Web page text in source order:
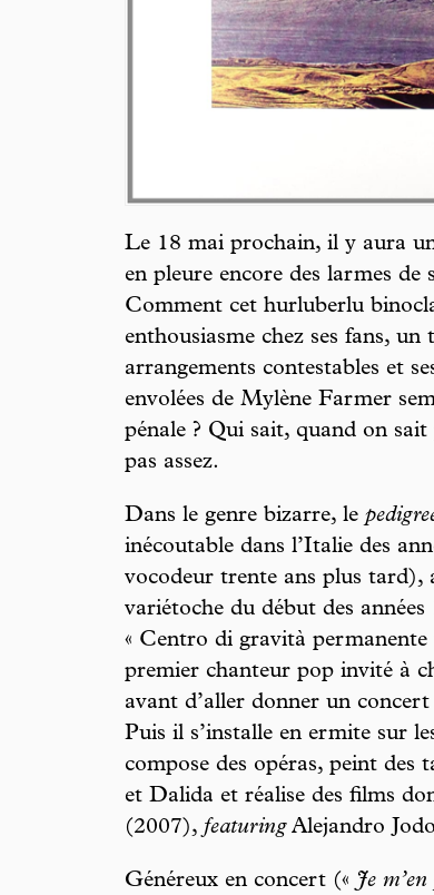
Le 18 mai prochain, il y aura
en pleure encore des larmes
Comment cet hurluberlu
enthousiasme chez ses fans, un
arrangements contestables et
envolées de Mylène Farmer
pénale ? Qui sait, quand on sait
pas assez.
Dans le genre bizarre, le
inécoutable dans l’Italie des
vocodeur trente ans plus tard),
variétoche du début des
« Centro di gravità
premier chanteur pop invité à
avant d’aller donner un
Puis il s’installe en ermite sur
compose des opéras, peint des
et Dalida et réalise des films
(2007), featuringAlejandro
Généreux en concert («Je